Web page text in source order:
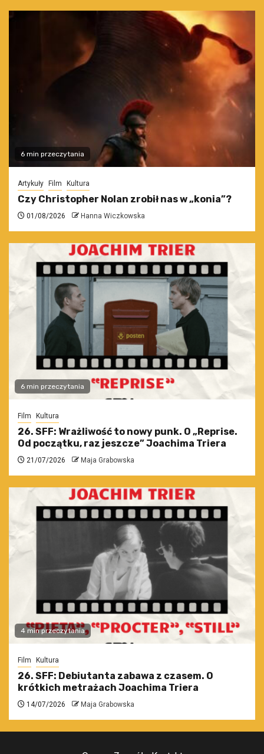
6 min przeczytania
Artykuły Film Kultura
Czy Christopher Nolan zrobił nas w „konia”?
01/08/2026 Hanna Wiczkowska
6 min przeczytania
Film Kultura
26. SFF: Wrażliwość to nowy punk. O „Reprise.
Od początku, raz jeszcze” Joachima Triera
21/07/2026 Maja Grabowska
4 min przeczytania
Film Kultura
26. SFF: Debiutanta zabawa z czasem. O
krótkich metrażach Joachima Triera
14/07/2026 Maja Grabowska